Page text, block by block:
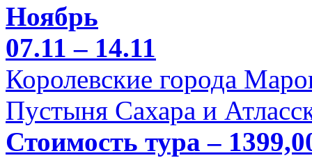
Ноябрь
07.11 – 14.11
Королевские города
Пустыня Сахара и
Стоимость тура –